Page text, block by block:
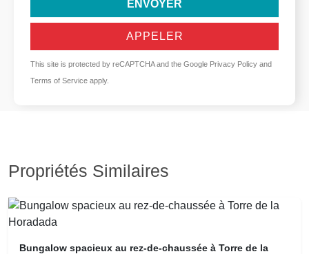
ENVOYER
APPELER
This site is protected by reCAPTCHA and the Google Privacy Policy and
Terms of Service apply.
Propriétés Similaires
Bungalow spacieux au rez-de-chaussée à Torre de la